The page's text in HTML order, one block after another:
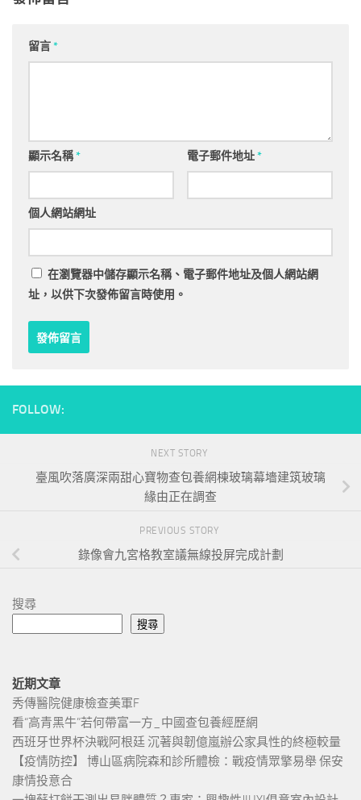
留言*
顯示名稱* 電子郵件地址*
個人網站網址
在瀏覽器中儲存顯示名稱、電子郵件地址及個人網站網
址，以供下次發佈留言時使用。
FOLLOW:
NEXT STORY
臺風吹落廣深兩甜心寶物查包養網棟玻璃幕墻建筑玻璃
緣由正在調查
PREVIOUS STORY
錄像會九宮格教室議無線投屏完成計劃
搜尋
搜尋
近期文章
秀傳醫院健康檢查美軍F
看“高青黑牛”若何帶富一方_中國查包養經歷網
西班牙世界杯決戰阿根廷 沉著與韌億嵐辦公家具性的終極較量
【疫情防控】 博山區病院森和診所體檢：戰疫情眾擎易舉 保安
康情投意合